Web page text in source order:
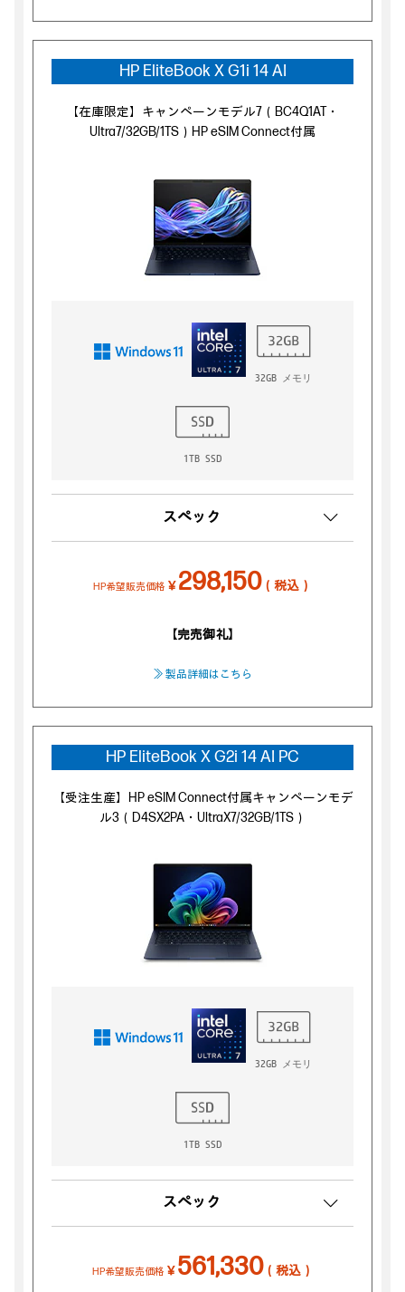
HP EliteBook X G1i 14 AI
【在庫限定】キャンペーンモデル7（BC4Q1AT・
Ultra7/32GB/1TS）HP eSIM Connect付属
32GB メモリ
1TB SSD
スペック
HP希望販売価格 ￥298,150（税込）
【完売御礼】
≫ 製品詳細はこちら
HP EliteBook X G2i 14 AI PC
【受注生産】HP eSIM Connect付属キャンペーンモデ
ル3（D4SX2PA・UltraX7/32GB/1TS）
32GB メモリ
1TB SSD
スペック
HP希望販売価格 ￥561,330（税込）